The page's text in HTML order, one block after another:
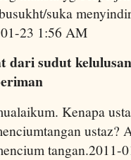
suka
23 1:56 AM
dari sudut
Kenapa
ustaz?
tangan.2011-